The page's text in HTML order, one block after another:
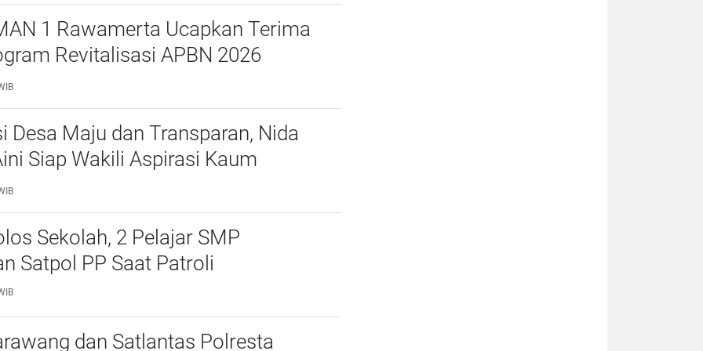
1 Rawamerta Ucapkan Terima
Revitalisasi APBN 2026
Ruang Kelas Baru
Desa Maju dan Transparan, Nida
Siap Wakili Aspirasi Kaum
di BPD Desa Tegalsawah
Sekolah, 2 Pelajar SMP
Satpol PP Saat Patroli
dan Satlantas Polresta